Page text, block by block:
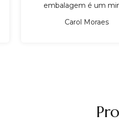
embalagem é um
Carol Moraes